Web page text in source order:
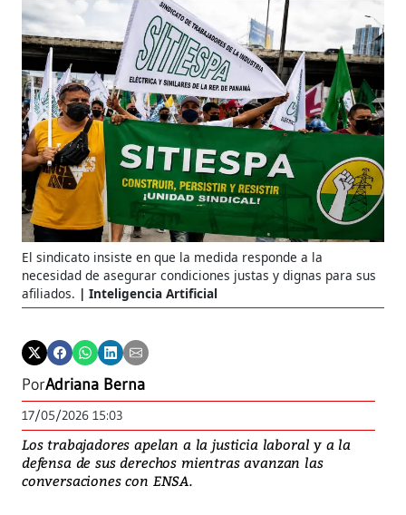
El sindicato insiste en que la medida responde a la
necesidad de asegurar condiciones justas y dignas para sus
afiliados.
Inteligencia Artificial
PorAdriana Berna
17/05/2026 15:03
Los trabajadores apelan a la justicia laboral y a la
defensa de sus derechos mientras avanzan las
conversaciones con ENSA.